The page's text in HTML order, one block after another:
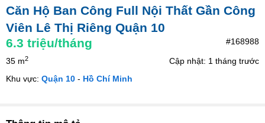
Căn Hộ Ban Công Full Nội Thất Gần Công
Viên Lê Thị Riêng Quận 10
6.3 triệu/tháng #168988
35 m2
Cập nhật: 1 tháng trước
Khu vực: Quận 10 - Hồ Chí Minh